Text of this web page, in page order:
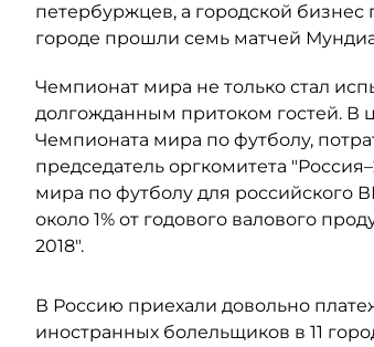
петербуржцев, а городской бизнес
городе прошли семь матчей
Чемпионат мира не только стал
долгожданным притоком гостей. В
Чемпионата мира по футболу,
председатель оргкомитета
мира по футболу для российского
около 1% от годового валового
2018".
В Россию приехали довольно
иностранных болельщиков в 11